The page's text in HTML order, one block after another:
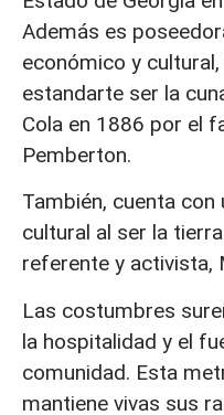
Además es
económico y
estandarte ser la
Cola en 1886 por el
Pemberton.
También, cuenta
cultural al ser la
referente y activista,
Las costumbres
la hospitalidad y el
comunidad. Esta
mantiene vivas sus